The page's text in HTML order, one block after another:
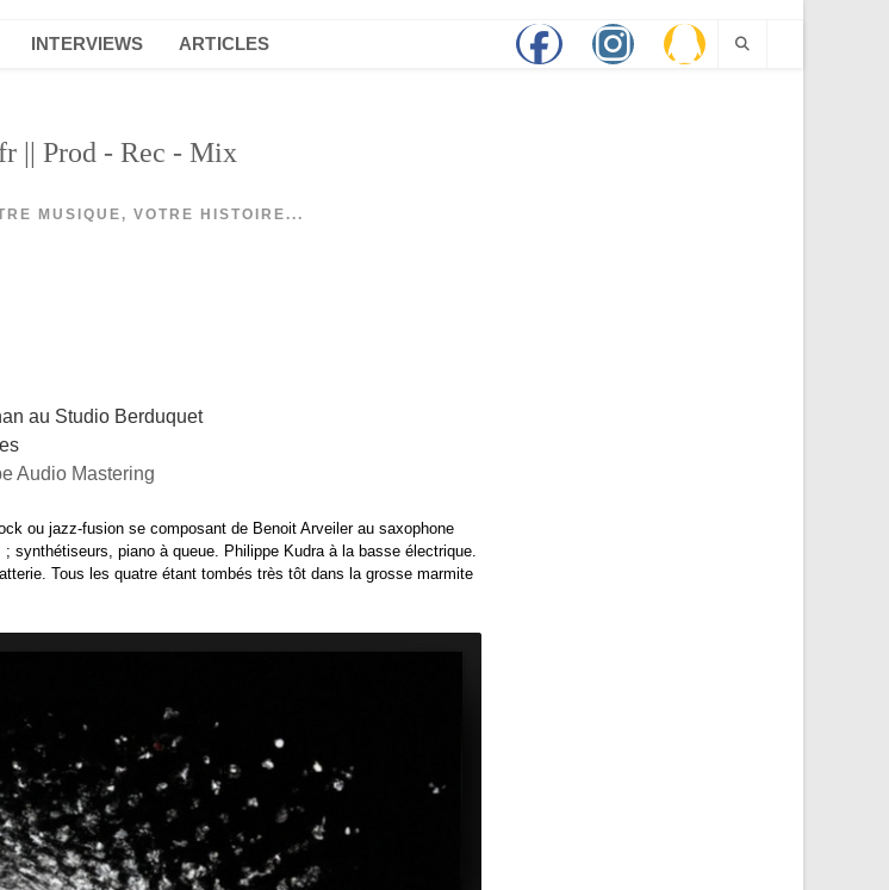
INTERVIEWS ARTICLES
|| Prod - Rec - Mix
MUSIQUE, VOTRE HISTOIRE...
au Studio Berduquet
Audio Mastering
ou jazz-fusion se composant de Benoit Arveiler au saxophone
synthétiseurs, piano à queue. Philippe Kudra à la basse électrique.
Tous les quatre étant tombés très tôt dans la grosse marmite